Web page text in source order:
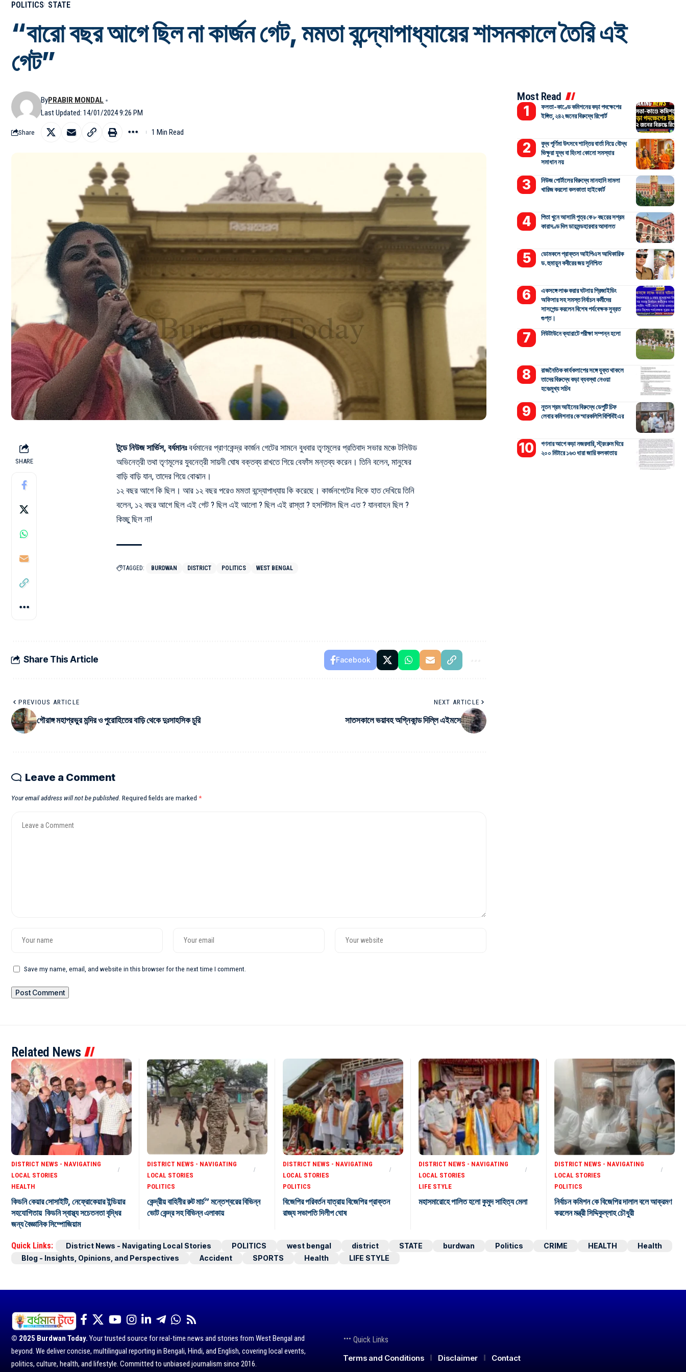
POLITICS STATE
“বারো বছর আগে ছিল না কার্জন গেট, মমতা বন্দ্যোপাধ্যায়ের শাসনকালে তৈরি এই
গেট”
Last Updated: 14/01/2024 9:26 PM
ByPRABIR MONDAL
Share 1 Min Read
SHARE
টুডে নিউজ সার্ভিস, বর্ধমানঃবর্ধমানের প্রাণকেন্দ্র কার্জন গেটের সামনে বুধবার তৃণমূলের প্রতিবাদ সভার মঞ্চে টলিউড
অভিনেত্রী তথাতৃণমূলের যুবনেত্রী সায়নী ঘোষ বক্তব্য রাখতে গিয়ে বেফাঁস মন্তব্য করেন। তিনি বলেন, মানুষের
বাড়ি বাড়ি যান,তাদের গিয়েবোঝান।
১২ বছর আগে কি ছিল। আর ১২ বছর পরেওমমতা বন্দ্যোপাধ্যায়কি করেছে। কার্জনগেটের দিকে হাত দেখিয়ে তিনি
বলেন, ১২ বছর আগে ছিল এই গেট ? ছিল এই আলো? ছিল এই রাস্তা ? হসপিটাল ছিল এত ? যানবাহন ছিল ?
কিচ্ছু ছিল না!
TAGGED: BURDWAN DISTRICT POLITICS WEST BENGAL
Share This Article Facebook
PREVIOUS ARTICLE
গৌরাঙ্গ মহাপ্রভুর মন্দির ও পুরোহিতের বাড়ি থেকে দুঃসাহসিক চুরি
NEXT ARTICLE
সাতসকালে ভয়াবহ অগ্নিকান্ড দিল্লি এইমসে
Leave a Comment
Your email address will not be published. Required fields are marked *
Save my name, email, and website in this browser for the next time I comment.
Most Read
ফলতা-কাণ্ডে কমিশনের কড়া পদক্ষেপের
ইঙ্গিত, ২৪২ জনের বিরুদ্ধে রিপোর্ট
বুদ্ধ পূর্ণিমা উৎসবে শান্তির বার্তা নিয়ে বৌদ্ধ
ভিক্ষুরা যুদ্ধ বা হিংসা কোনো সমস্যার
সমাধান নয়
নিউজ পোর্টালের বিরুদ্ধে মানহানি মামলা
খারিজ করলো কলকাতা হাইকোর্ট
পিতা খুনে আসামি পুত্র কে ৮ বছরের সশ্রম
কারাদণ্ড দিল ডায়মন্ডহারবার আদালত
ডোমকলে প্রাক্তন আইপিএস আধিকারিক
ড. হুমায়ুন কবীরের জয় সুনিশ্চিত
একসঙ্গে লাঞ্চ করার ঘটনায় প্রিজাইডিং
অফিসার সহ সমস্ত নির্বাচন কর্মীদের
সাসপেন্ড করলেন বিশেষ পর্যবেক্ষক সুব্রত
গুপ্ত।
নিউটাউনে ক্যারাটে পরীক্ষা সম্পন্ন হলো
রাজনৈতিক কার্যকলাপের সঙ্গে যুক্ত থাকলে
তাদের বিরুদ্ধে কড়া ব্যবস্থা নেওয়া
হবেঃমুখ্য সচিব
নুতন শ্রম আইনের বিরুদ্ধে ডেপুটি চিফ
লেবার কমিশনার কে স্মারকলিপি বিপিবিইএর
গণনার আগে কড়া নজরদারি, স্ট্রংরুম ঘিরে
২০০ মিটারে ১৬৩ ধারা জারি কলকাতায়
Related News
DISTRICT NEWS - NAVIGATING
LOCAL STORIES
HEALTH
কিডনি কেয়ার সোসাইটি, নেফ্রোকেয়ার ইন্ডিয়ার
সহযোগিতায় কিডনি স্বাস্থ্য সচেতনতা বৃদ্ধির
জন্য বৈজ্ঞানিক সিম্পোজিয়াম
DISTRICT NEWS - NAVIGATING
LOCAL STORIES
POLITICS
কেন্দ্রীয় বাহিনীর রুট মার্চ” মন্তেশ্বরের বিভিন্ন
ভোট কেন্দ্র সহ বিভিন্ন এলাকায়
DISTRICT NEWS - NAVIGATING
LOCAL STORIES
POLITICS
বিজেপির পরিবর্তন যাত্রায় বিজেপির প্রাক্তন
রাজ্য সভাপতি দিলীপ ঘোষ
DISTRICT NEWS - NAVIGATING
LOCAL STORIES
LIFE STYLE
মহাসমারোহে পালিত হলো কুমুদ সাহিত্য মেলা
DISTRICT NEWS - NAVIGATING
LOCAL STORIES
POLITICS
নির্বাচন কমিশন কে বিজেপির দালাল বলে আক্রমণ
করলেন মন্ত্রী সিদ্দিকুল্লাহ চৌধুরী
Quick Links: District News - Navigating Local Stories POLITICS west bengal district STATE burdwan Politics CRIME HEALTH
Health
Blog - Insights, Opinions, and Perspectives
Accident SPORTS Health LIFE STYLE
© 2025 Burdwan Today. Your trusted source for real-time news and stories from West Bengal and
beyond. We deliver concise, multilingual reporting in Bengali, Hindi, and English, covering local events,
politics, culture, health, and lifestyle. Committed to unbiased journalism since 2016.
Quick Links
Terms and Conditions
Disclaimer Contact